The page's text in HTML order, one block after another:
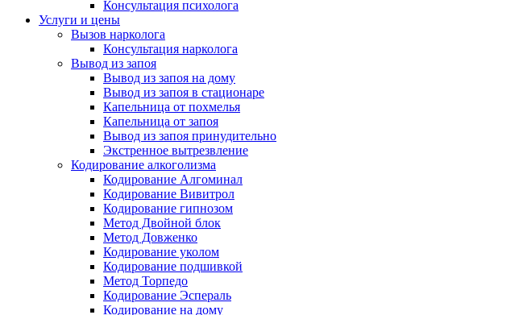
Консультация психолога
Услуги и цены
Вызов нарколога
Консультация нарколога
Вывод из запоя
Вывод из запоя на дому
Вывод из запоя в стационаре
Капельница от похмелья
Капельница от запоя
Вывод из запоя принудительно
Экстренное вытрезвление
Кодирование алкоголизма
Кодирование Алгоминал
Кодирование Вивитрол
Кодирование гипнозом
Метод Двойной блок
Метод Довженко
Кодирование уколом
Кодирование подшивкой
Метод Торпедо
Кодирование Эспераль
Кодирование на дому